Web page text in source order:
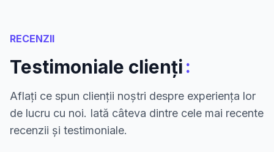
RECENZII
Testimoniale clienți:
Aflați ce spun clienții noștri despre experiența lor
de lucru cu noi. Iată câteva dintre cele mai recente
recenzii și testimoniale.